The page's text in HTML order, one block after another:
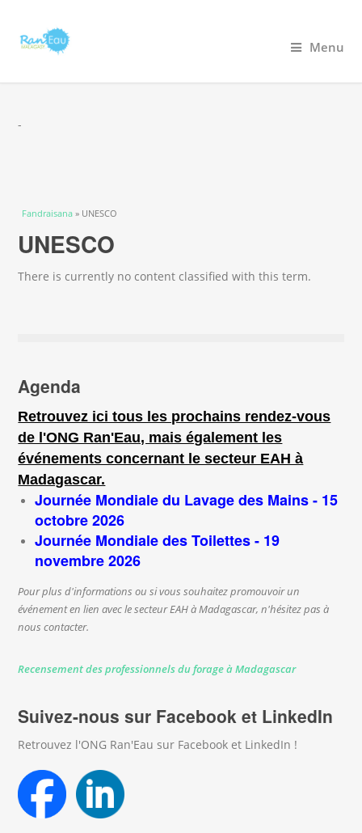
Menu
-
You are here
Fandraisana » UNESCO
UNESCO
There is currently no content classified with this term.
Agenda
Retrouvez ici tous les prochains rendez-vous
de l'ONG Ran'Eau, mais également les
événements concernant le secteur EAH à
Madagascar.
Journée Mondiale du Lavage des Mains - 15
octobre 2026
Journée Mondiale des Toilettes - 19
novembre 2026
Pour plus d'informations ou si vous souhaitez promouvoir un
événement en lien avec le secteur EAH à Madagascar, n'hésitez pas à
nous contacter.
Recensement des professionnels du forage à Madagascar
Suivez-nous sur Facebook et LinkedIn
Retrouvez l'ONG Ran'Eau sur Facebook et LinkedIn !